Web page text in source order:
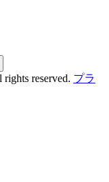
rights reserved. プラ